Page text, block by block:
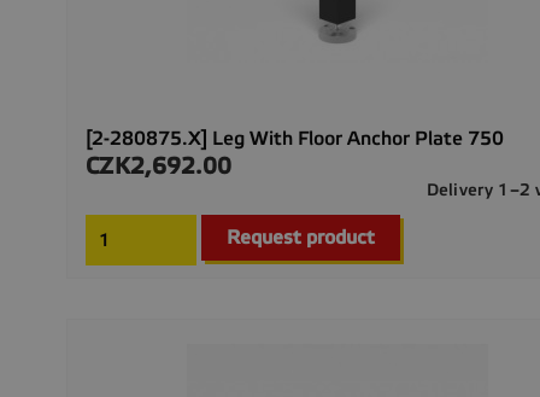
[2-280875.X] Leg With Floor Anchor Plate 750
Price
CZK2,692.00
Delivery 1–2
Request product